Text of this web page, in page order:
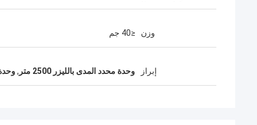
وزن ≤40 جم
إبراز وحدة محدد المدى بالليزر 2500 متر ,وحدة